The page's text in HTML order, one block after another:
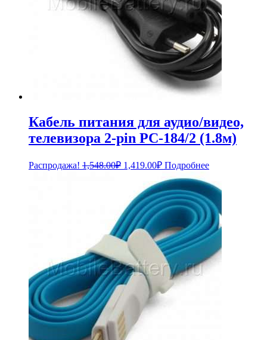
Кабель питания для аудио/видео,
телевизора 2-pin PC-184/2 (1.8м)
Распродажа! 1,548.00₽ Первоначальная
составляла
1,548.00₽.
1,419.00₽Текущая
цена:
1,419.00₽.
Подробнее